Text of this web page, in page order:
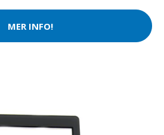
MER INFO!